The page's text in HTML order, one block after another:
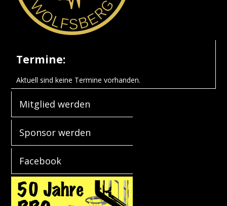
Termine:
Aktuell sind keine Termine vorhanden.
Mitglied werden
Sponsor werden
Facebook